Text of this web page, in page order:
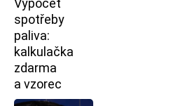
Výpočet
spotřeby
paliva:
kalkulačka
zdarma
a vzorec